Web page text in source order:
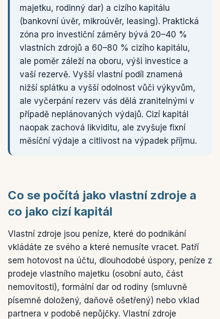
majetku, rodinný dar) a cizího kapitálu
(bankovní úvěr, mikroúvěr, leasing). Praktická
zóna pro investiční záměry bývá 20–40 %
vlastních zdrojů a 60–80 % cizího kapitálu,
ale poměr záleží na oboru, výši investice a
vaší rezervě. Vyšší vlastní podíl znamená
nižší splátku a vyšší odolnost vůči výkyvům,
ale vyčerpání rezerv vás dělá zranitelnými v
případě neplánovaných výdajů. Cizí kapitál
naopak zachová likviditu, ale zvyšuje fixní
měsíční výdaje a citlivost na výpadek příjmu.
Co se počítá jako vlastní zdroje a
co jako cizí kapitál
Vlastní zdroje jsou peníze, které do podnikání
vkládáte ze svého a které nemusíte vracet. Patří
sem hotovost na účtu, dlouhodobé úspory, peníze z
prodeje vlastního majetku (osobní auto, část
nemovitosti), formální dar od rodiny (smluvně
písemně doložený, daňově ošetřený) nebo vklad
partnera v podobě nepůjčky. Vlastní zdroje